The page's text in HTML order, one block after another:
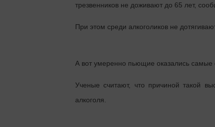
трезвенников не доживают до 65 лет,
При этом среди алкоголиков не
А вот умеренно пьющие оказались самые
Ученые считают, что причиной такой
алкоголя.